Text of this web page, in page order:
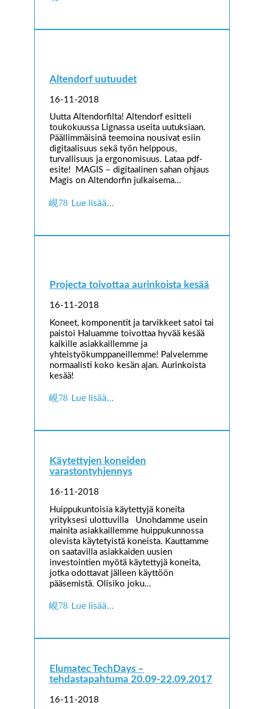
Altendorf uutuudet
16-11-2018
Uutta Altendorfilta! Altendorf esitteli
toukokuussa Lignassa useita uutuksiaan.
Päällimmäisinä teemoina nousivat esiin
digitaalisuus sekä työn helppous,
turvallisuus ja ergonomisuus. Lataa pdf-
esite! MAGIS – digitaalinen sahan ohjaus
Magis on Altendorfin julkaisema…
Lue lisää…
Projecta toivottaa aurinkoista kesää
16-11-2018
Koneet, komponentit ja tarvikkeet satoi tai
paistoi Haluamme toivottaa hyvää kesää
kaikille asiakkaillemme ja
yhteistyökumppaneillemme! Palvelemme
normaalisti koko kesän ajan. Aurinkoista
kesää!
Lue lisää…
Käytettyjen koneiden
varastontyhjennys
16-11-2018
Huippukuntoisia käytettyjä koneita
yrityksesi ulottuvilla Unohdamme usein
mainita asiakkaillemme huippukunnossa
olevista käytetyistä koneista. Kauttamme
on saatavilla asiakkaiden uusien
investointien myötä käytettyjä koneita,
jotka odottavat jälleen käyttöön
pääsemistä. Olisiko joku…
Lue lisää…
Elumatec TechDays –
tehdastapahtuma 20.09-22.09.2017
16-11-2018